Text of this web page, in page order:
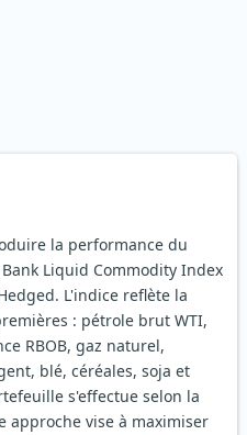
la performance du
Liquid Commodity Index
L'indice reflète la
: pétrole brut WTI,
RBOB, gaz naturel,
blé, céréales, soja et
s'effectue selon la
approche vise à maximiser